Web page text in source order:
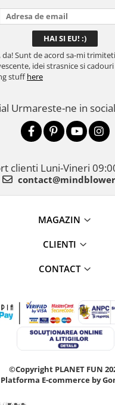
da! Sunt de acord sa-mi
idei strasnice si
stuffhere
Urmareste-ne in
clienti Luni-Vineri
MAGAZIN
CLIENTI
CONTACT
©Copyright PLANET FUN
Platforma E-commerce by